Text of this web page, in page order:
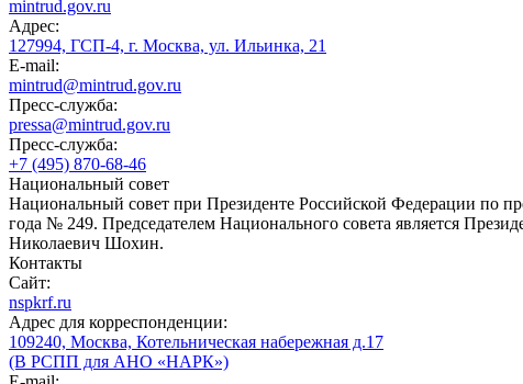
mintrud.gov.ru
Адрес:
127994, ГСП-4, г. Москва, ул. Ильинка, 21
E-mail:
mintrud@mintrud.gov.ru
Пресс-служба:
pressa@mintrud.gov.ru
Пресс-служба:
+7 (495) 870-68-46
Национальный совет
Национальный совет при Президенте Российской Федерации по
года № 249. Председателем Национального совета является
Николаевич Шохин.
Контакты
Сайт:
nspkrf.ru
Адрес для корреспонденции:
109240, Москва, Котельническая набережная д.17
(В РСПП для АНО «НАРК»)